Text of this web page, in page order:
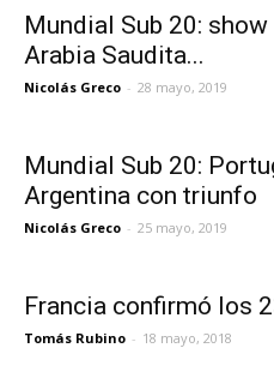
Mundial Sub 20:
Arabia Saudita...
Nicolás Greco - 28 mayo, 2019
Mundial Sub 20:
Argentina con triunfo
Nicolás Greco - 25 mayo, 2019
Francia confirmó los
Tomás Rubino - 18 mayo, 2018